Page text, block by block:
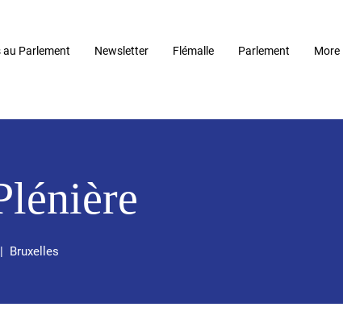
Parlement Newsletter Flémalle Parlement More
Bruxelles